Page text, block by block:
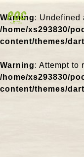
Warning: Undefined
/home/xs293830/
content/themes/
Warning: Attempt to
/home/xs293830/
content/themes/